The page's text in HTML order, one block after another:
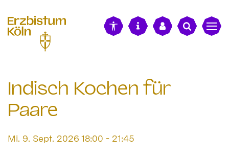
Indisch Kochen für
Paare
Datum:
Mi. 9. Sept. 2026 18:00 - 21:45